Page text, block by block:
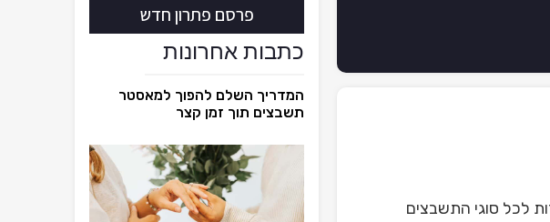
לכל סוגי התשבצים
פרסם פתרון חדש
כתבות אחרונות
המדריך השלם להפוך למאסטר
תשבצים תוך זמן קצר